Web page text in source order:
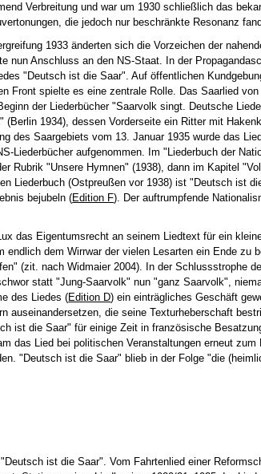
Verbreitung und war um 1930 schließlich das
die jedoch nur beschränkte Resonanz
1933 änderten sich die Vorzeichen der
nun Anschluss an den NS-Staat. In der
"Deutsch ist die Saar". Auf öffentlichen
Front spielte es eine zentrale Rolle. Das Saarlied
der Liederbücher "Saarvolk singt. Deutsche
(Berlin 1934), dessen Vorderseite ein Ritter mit
des Saargebiets vom 13. Januar 1935 wurde das
Liederbücher aufgenommen. Im "Liederbuch der
Rubrik "Unsere Hymnen" (1938), dann im Kapitel
Liederbuch (Ostpreußen vor 1938) ist "Deutsch ist
bejubeln (Edition F). Der auftrumpfende
das Eigentumsrecht an seinem Liedtext für ein
endlich dem Wirrwar der vielen Lesarten ein Ende zu
(zit. nach Widmaier 2004). In der Schlussstrophe
statt "Jung-Saarvolk" nun "ganz Saarvolk",
des Liedes (Edition D) ein einträgliches Geschäft
auseinandersetzen, die seine Texturheberschaft
ist die Saar" für einige Zeit in französische
das Lied bei politischen Veranstaltungen erneut
"Deutsch ist die Saar" blieb in der Folge "die
ist die Saar". Vom Fahrtenlied einer